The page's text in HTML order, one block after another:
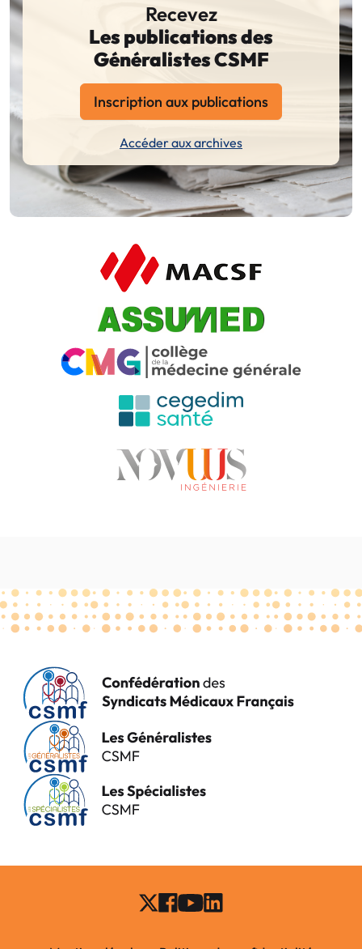
Recevez
Les publications des
Généralistes CSMF
Inscription aux publications
Accéder aux archives